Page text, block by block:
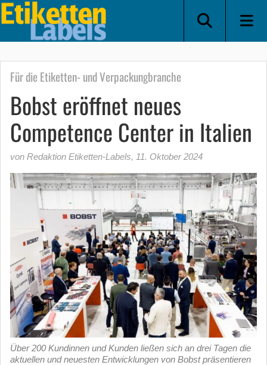
Für die Etiketten- und Verpackungbranche
Bobst eröffnet neues
Competence Center in Italien
von Redaktion Etiketten-Labels, 11. Oktober 2024
Über 200 Kundinnen und Kunden ließen sich an drei Tagen die
aktuellen und neuesten Entwicklungen von Bobst präsentieren